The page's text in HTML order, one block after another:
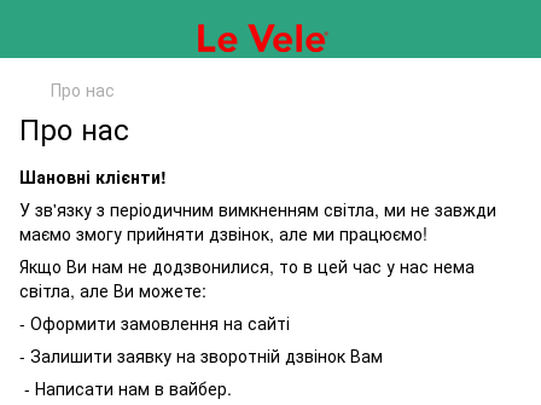
Про нас
Про нас
Шановні клієнти!
У зв'язку з періодичним вимкненням світла, ми не завжди
маємо змогу прийняти дзвінок, але ми працюємо!
Якщо Ви нам не додзвонилися, то в цей час у нас нема
світла, але Ви можете:
- Оформити замовлення на сайті
- Залишити заявку на зворотній дзвінок Вам
- Написати нам в вайбер.